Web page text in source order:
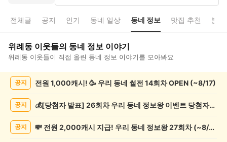
전체글 공지 인기 동네 일상 동네 정보 맛집 추천 분
위례동 이웃들의 동네 정보 이야기
위례동 이웃들이 직접 올린 동네 정보 이야기를 모아봐요
공지 전원 1,000캐시! 🥳 우리 동네 썰전 14회차 OPEN (~8/17)
공지 💰[당첨자 발표] 26회차 우리 동네 정보왕 이벤트 당첨자를 발표합니다!
공지 💸 전원 2,000캐시 지급! 우리 동네 정보왕 27회차 (~8/10)